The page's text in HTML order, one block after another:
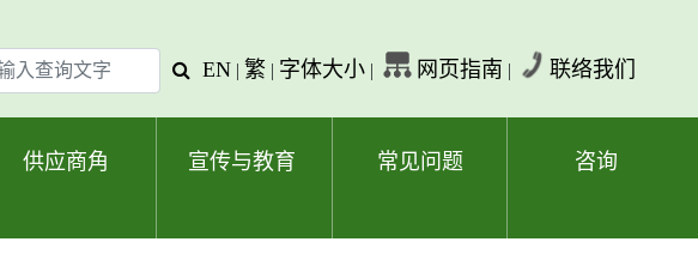
查
字
EN | 繁 | 字体大小 | 网页指南 | 联络我们
供应商角 宣传与教育 常见问题 咨询